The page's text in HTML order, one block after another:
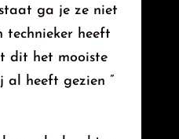
ga je ze niet
technieker heeft
dit het mooiste
al heeft gezien ”